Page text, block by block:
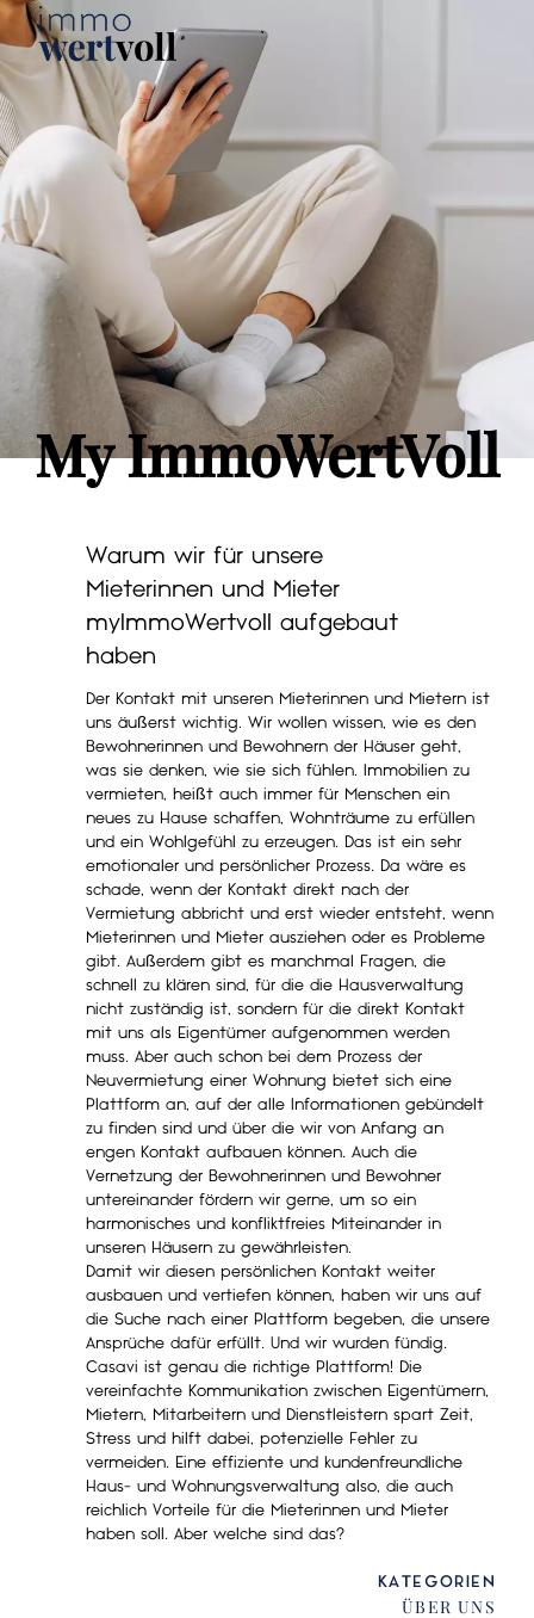
My ImmoWertVoll
Warum wir für unsere
Mieterinnen und Mieter
myImmoWertvoll aufgebaut
haben
Der Kontakt mit unseren Mieterinnen und Mietern ist
uns äußerst wichtig. Wir wollen wissen, wie es den
Bewohnerinnen und Bewohnern der Häuser geht,
was sie denken, wie sie sich fühlen. Immobilien zu
vermieten, heißt auch immer für Menschen ein
neues zu Hause schaffen, Wohnträume zu erfüllen
und ein Wohlgefühl zu erzeugen. Das ist ein sehr
emotionaler und persönlicher Prozess. Da wäre es
schade, wenn der Kontakt direkt nach der
Vermietung abbricht und erst wieder entsteht, wenn
Mieterinnen und Mieter ausziehen oder es Probleme
gibt. Außerdem gibt es manchmal Fragen, die
schnell zu klären sind, für die die Hausverwaltung
nicht zuständig ist, sondern für die direkt Kontakt
mit uns als Eigentümer aufgenommen werden
muss. Aber auch schon bei dem Prozess der
Neuvermietung einer Wohnung bietet sich eine
Plattform an, auf der alle Informationen gebündelt
zu finden sind und über die wir von Anfang an
engen Kontakt aufbauen können. Auch die
Vernetzung der Bewohnerinnen und Bewohner
untereinander fördern wir gerne, um so ein
harmonisches und konfliktfreies Miteinander in
unseren Häusern zu gewährleisten.
Damit wir diesen persönlichen Kontakt weiter
ausbauen und vertiefen können, haben wir uns auf
die Suche nach einer Plattform begeben, die unsere
Ansprüche dafür erfüllt. Und wir wurden fündig.
Casavi ist genau die richtige Plattform! Die
vereinfachte Kommunikation zwischen Eigentümern,
Mietern, Mitarbeitern und Dienstleistern spart Zeit,
Stress und hilft dabei, potenzielle Fehler zu
vermeiden. Eine effiziente und kundenfreundliche
Haus- und Wohnungsverwaltung also, die auch
reichlich Vorteile für die Mieterinnen und Mieter
haben soll. Aber welche sind das?
KATEGORIEN
ÜBER UNS